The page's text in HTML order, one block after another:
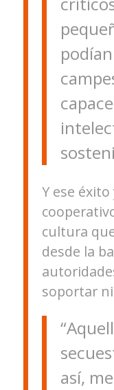
Y ese
cultura
desde la
soportar
así,